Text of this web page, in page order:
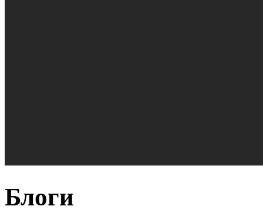
Блоги